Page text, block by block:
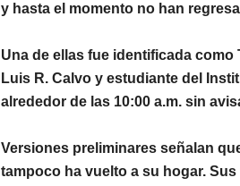
y hasta el momento no han
Una de ellas fue identificada como
Luis R. Calvo y estudiante del
alrededor de las 10:00 a.m. sin
Versiones preliminares señalan
tampoco ha vuelto a su hogar.